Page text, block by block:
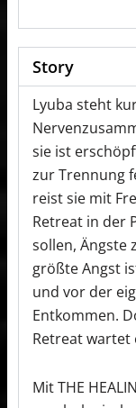
Story
Lyuba steht
sie ist
zur Trennung
reist sie mit
Retreat in der
sollen, Ängste
größte Angst
und vor der
Entkommen.
Retreat wartet
Mit THE